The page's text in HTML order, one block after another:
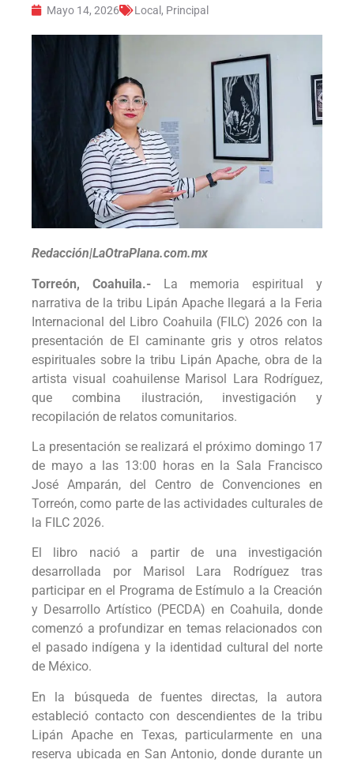
Mayo 14, 2026 Local , Principal
Redacción|LaOtraPlana.com.mx
Torreón, Coahuila.- La memoria espiritual y
narrativa de la tribu Lipán Apache llegará a la Feria
Internacional del Libro Coahuila (FILC) 2026 con la
presentación de El caminante gris y otros relatos
espirituales sobre la tribu Lipán Apache, obra de la
artista visual coahuilense Marisol Lara Rodríguez,
que combina ilustración, investigación y
recopilación de relatos comunitarios.
La presentación se realizará el próximo domingo 17
de mayo a las 13:00 horas en la Sala Francisco
José Amparán, del Centro de Convenciones en
Torreón, como parte de las actividades culturales de
la FILC 2026.
El libro nació a partir de una investigación
desarrollada por Marisol Lara Rodríguez tras
participar en el Programa de Estímulo a la Creación
y Desarrollo Artístico (PECDA) en Coahuila, donde
comenzó a profundizar en temas relacionados con
el pasado indígena y la identidad cultural del norte
de México.
En la búsqueda de fuentes directas, la autora
estableció contacto con descendientes de la tribu
Lipán Apache en Texas, particularmente en una
reserva ubicada en San Antonio, donde durante un